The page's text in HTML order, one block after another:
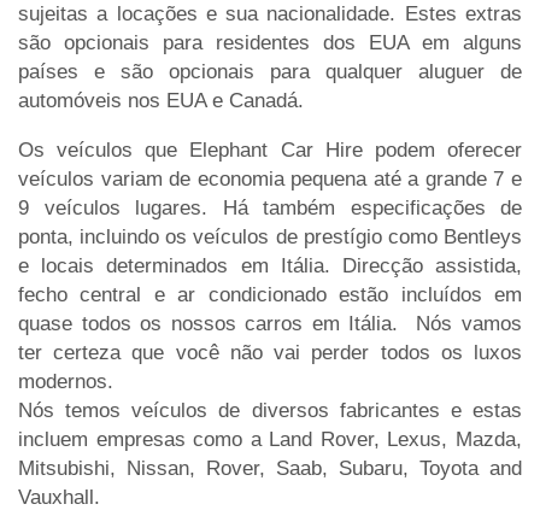
sujeitas a locações e sua nacionalidade. Estes extras
são opcionais para residentes dos EUA em alguns
países e são opcionais para qualquer aluguer de
automóveis nos EUA e Canadá.
Os veículos que Elephant Car Hire podem oferecer
veículos variam de economia pequena até a grande 7 e
9 veículos lugares. Há também especificações de
ponta, incluindo os veículos de prestígio como Bentleys
e locais determinados em Itália. Direcção assistida,
fecho central e ar condicionado estão incluídos em
quase todos os nossos carros em Itália. Nós vamos
ter certeza que você não vai perder todos os luxos
modernos.
Nós temos veículos de diversos fabricantes e estas
incluem empresas como a Land Rover, Lexus, Mazda,
Mitsubishi, Nissan, Rover, Saab, Subaru, Toyota and
Vauxhall.